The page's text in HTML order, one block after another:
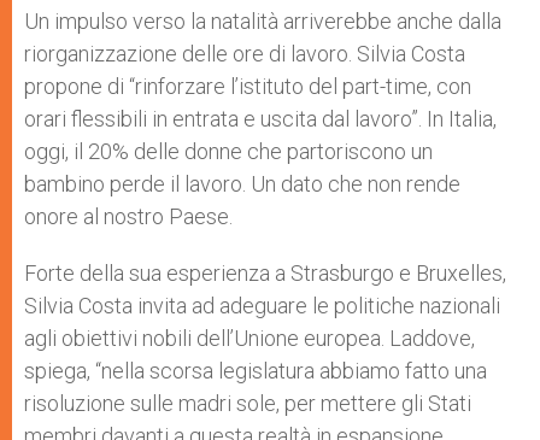
Un impulso verso la natalità arriverebbe anche dalla
riorganizzazione delle ore di lavoro. Silvia Costa
propone di “rinforzare l’istituto del part-time, con
orari flessibili in entrata e uscita dal lavoro”. In Italia,
oggi, il 20% delle donne che partoriscono un
bambino perde il lavoro. Un dato che non rende
onore al nostro Paese.
Forte della sua esperienza a Strasburgo e Bruxelles,
Silvia Costa invita ad adeguare le politiche nazionali
agli obiettivi nobili dell’Unione europea. Laddove,
spiega, “nella scorsa legislatura abbiamo fatto una
risoluzione sulle madri sole, per mettere gli Stati